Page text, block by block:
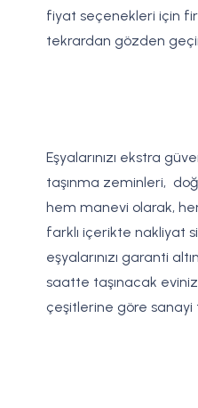
fiyat seçenekleri için
tekrardan gözden
Eşyalarınızı ekstra
taşınma zeminleri,
hem manevi olarak,
farklı içerikte nakliyat
eşyalarınızı garanti
saatte taşınacak
çeşitlerine göre sanayi